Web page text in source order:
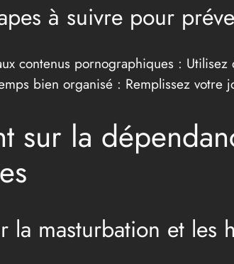
à suivre pour
contenus pornographiques :
bien organisé : Remplissez votre
sur la
la masturbation et les